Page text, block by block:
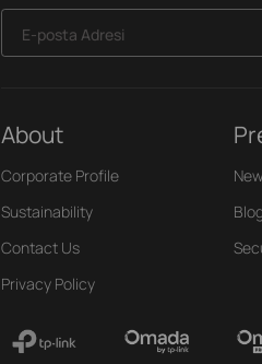
E-posta Adresi
About
Corporate Profile
Sustainability
Contact Us
Privacy Policy